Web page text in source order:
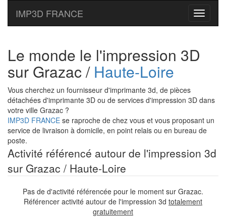
Toggle
IMP3D FRANCE
Le monde le l'impression 3D
sur Grazac / Haute-Loire
Vous cherchez un fournisseur d'imprimante 3d, de pièces
détachées d'imprimante 3D ou de services d'impression 3D dans
votre ville Grazac ?
IMP3D FRANCE se raproche de chez vous et vous proposant un
service de livraison à domicile, en point relais ou en bureau de
poste.
Activité référencé autour de l'impression 3d
sur Grazac / Haute-Loire
Pas de d'activité référencée pour le moment sur Grazac.
Référencer activité autour de l'impression 3d totalement
gratuitement